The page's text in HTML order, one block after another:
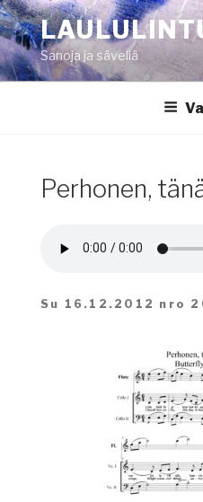
Siirry
sisältöön
Sanoja ja säveliä
Perhonen,
Su 16.12.2012 nro